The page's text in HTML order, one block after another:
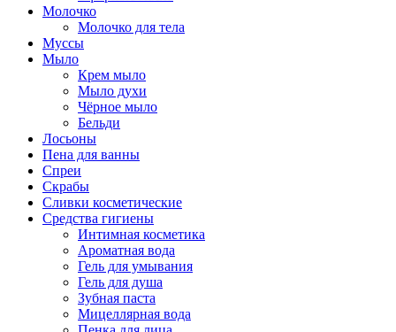
Молочко
Молочко для тела
Муссы
Мыло
Крем мыло
Мыло духи
Чёрное мыло
Бельди
Лосьоны
Пена для ванны
Спреи
Скрабы
Сливки косметические
Средства гигиены
Интимная косметика
Ароматная вода
Гель для умывания
Гель для душа
Зубная паста
Мицеллярная вода